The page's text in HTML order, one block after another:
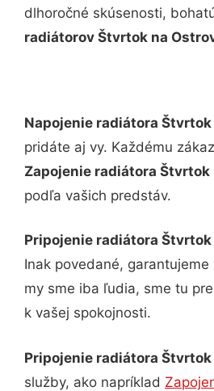
dlhoročné skúsenosti,
radiátorov Štvrtok na
Napojenie radiátora
pridáte aj vy. Každému
Zapojenie radiátora Štvrtok
podľa vašich predstáv.
Pripojenie radiátora
Inak povedané,
my sme iba ľudia, sme tu
k vašej spokojnosti.
Pripojenie radiátora
služby, ako napríklad